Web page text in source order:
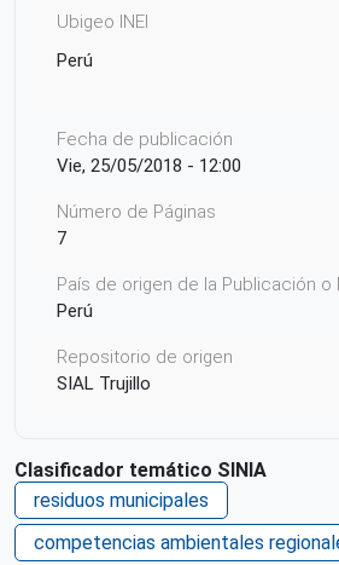
Ubigeo INEI
Perú
Fecha de publicación
Vie, 25/05/2018 - 12:00
Número de Páginas
7
País de origen de la Publicación o
Perú
Repositorio de origen
SIAL Trujillo
Clasificador temático SINIA
residuos municipales
competencias ambientales